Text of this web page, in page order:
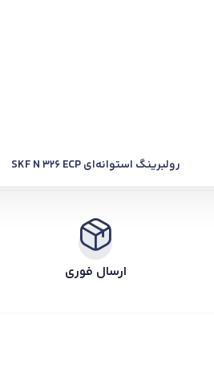
رولبرینگ استوانه‌ای SKF N 326 ECP
ارسال فوری